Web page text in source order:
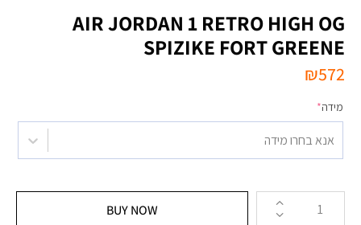
AIR JORDAN 1 RETRO HIGH OG
SPIZIKE FORT GREENE
₪572
מידה*
אנא בחרו מידה
BUY NOW